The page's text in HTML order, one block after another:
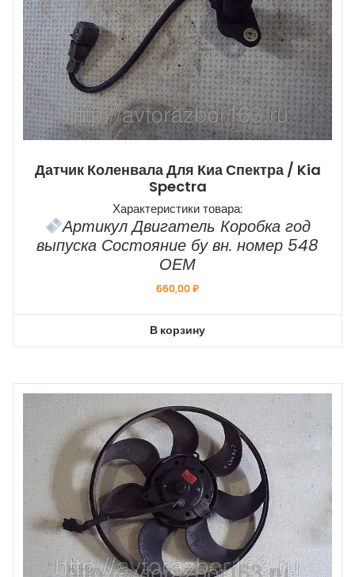
Датчик Коленвала Для Киа Спектра / Kia
Spectra
Характеристики товара:
Артикул Двигатель Коробка год
выпуска Состояние бу вн. номер 548
ОЕМ
660,00₽
В корзину